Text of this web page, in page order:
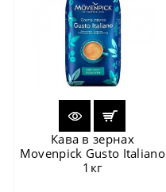
Кава в зернах
Movenpick Gusto Italiano
1кг